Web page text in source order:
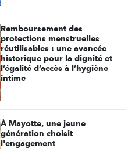
Remboursement des
protections menstruelles
réutilisables : une avancée
historique pour la dignité et
l’égalité d’accès à l’hygiène
intime
À Mayotte, une jeune
génération choisit
l'engagement